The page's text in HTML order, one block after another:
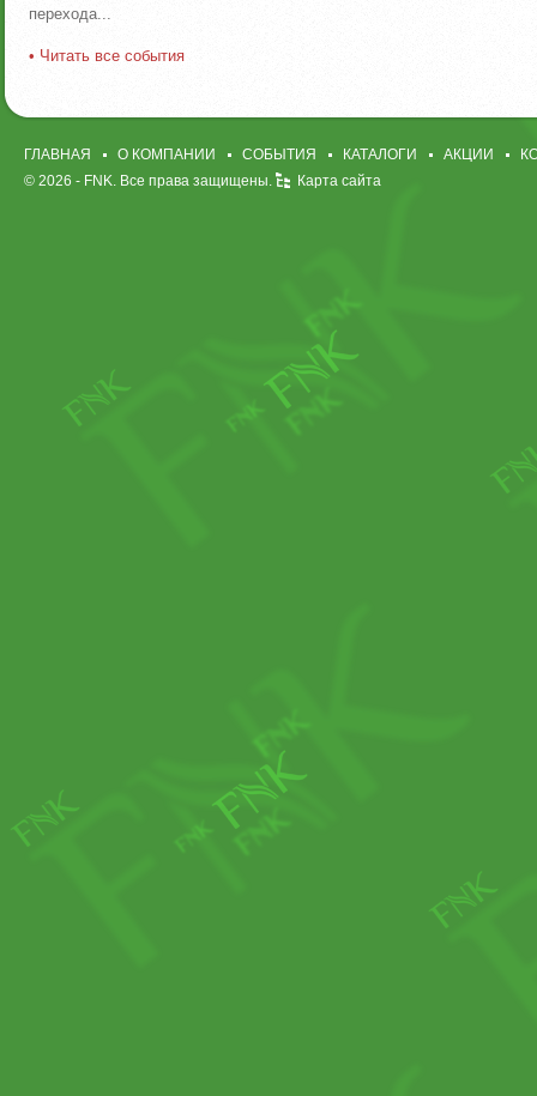
перехода...
• Читать все события
ГЛАВНАЯ О КОМПАНИИ СОБЫТИЯ КАТАЛОГИ АКЦИИ
© 2026 - FNK. Все права защищены. Карта сайта